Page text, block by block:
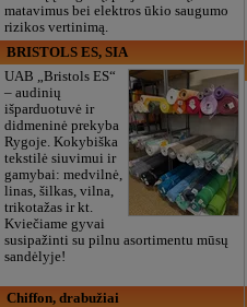
matavimus bei elektros ūkio saugumo
rizikos vertinimą.
BRISTOLS ES, SIA
UAB „Bristols ES“
– audinių
išparduotuvė ir
didmeninė prekyba
Rygoje. Kokybiška
tekstilė siuvimui ir
gamybai: medvilnė,
linas, šilkas, vilna,
trikotažas ir kt.
Kviečiame gyvai
susipažinti su pilnu asortimentu mūsų
sandėlyje!
Chiffon, drabužiai